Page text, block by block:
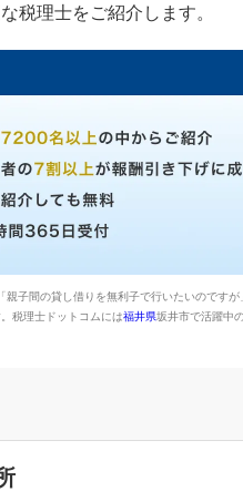
税理士をご紹介します。
子間の貸し借りを無利子で行いたいのです
税理士ドットコムには福井県坂井市で活躍中